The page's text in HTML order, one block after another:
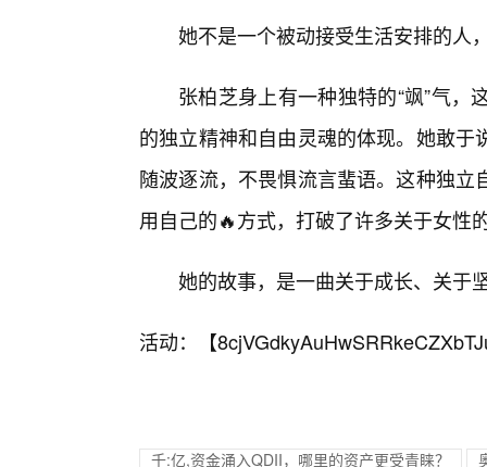
她不是一个被动接受生活安排的人
张柏芝身上有一种独特的“飒”气
的独立精神和自由灵魂的体现。她敢
随波逐流，不畏惧流言蜚语。这种独
用自己的🔥方式，打破了许多关于女性
她的故事，是一曲关于成长、关于
活动：【
千:亿,资金涌入QDII，哪里的资产更受青睐？